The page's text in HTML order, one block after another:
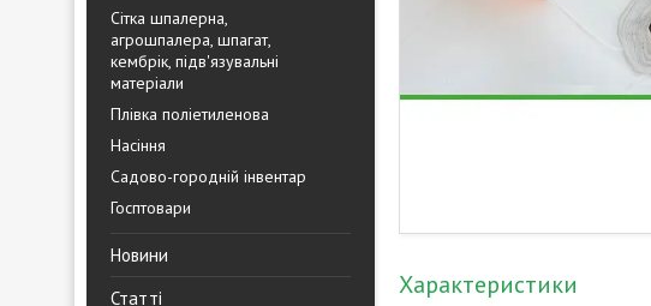
Сітка шпалерна,
агрошпалера, шпагат,
кембрік, підв'язувальні
матеріали
Плівка поліетиленова
Насіння
Садово-городній інвентар
Госптовари
Новини
Статті
Характеристики